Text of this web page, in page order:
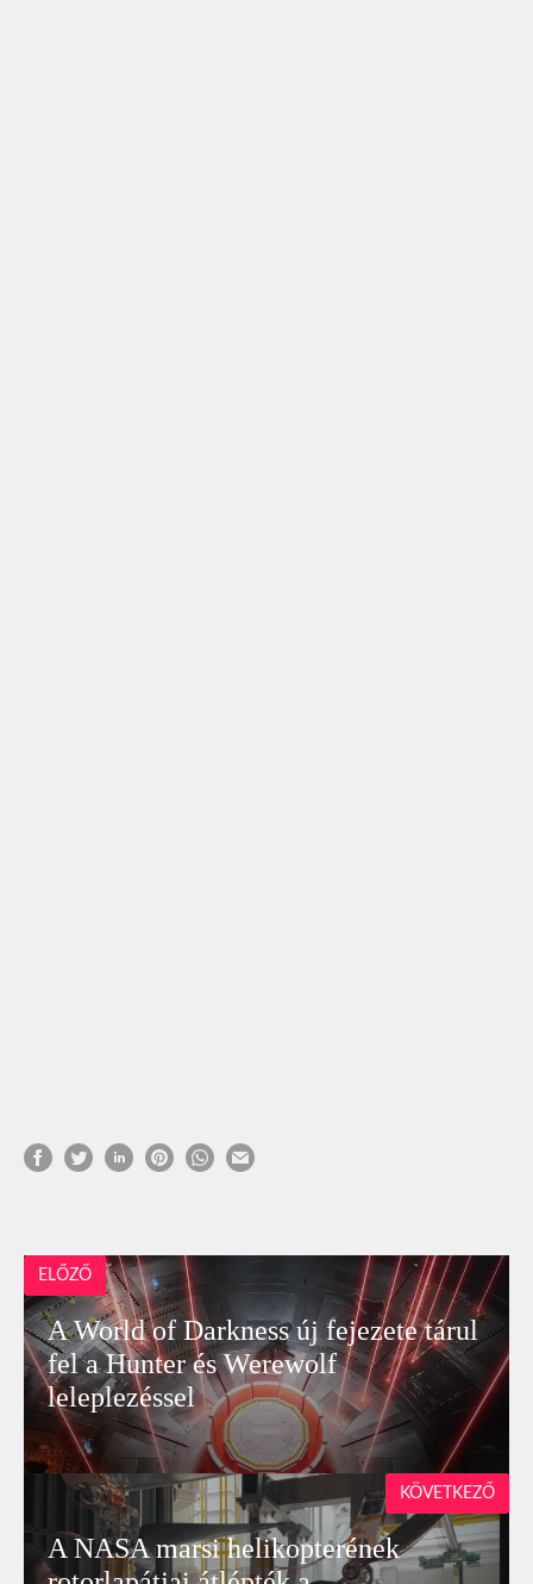
ELŐZŐ
A World of Darkness új fejezete tárul
fel a Hunter és Werewolf
leleplezéssel
A NASA marsi helikopterének
KÖVETKEZŐ